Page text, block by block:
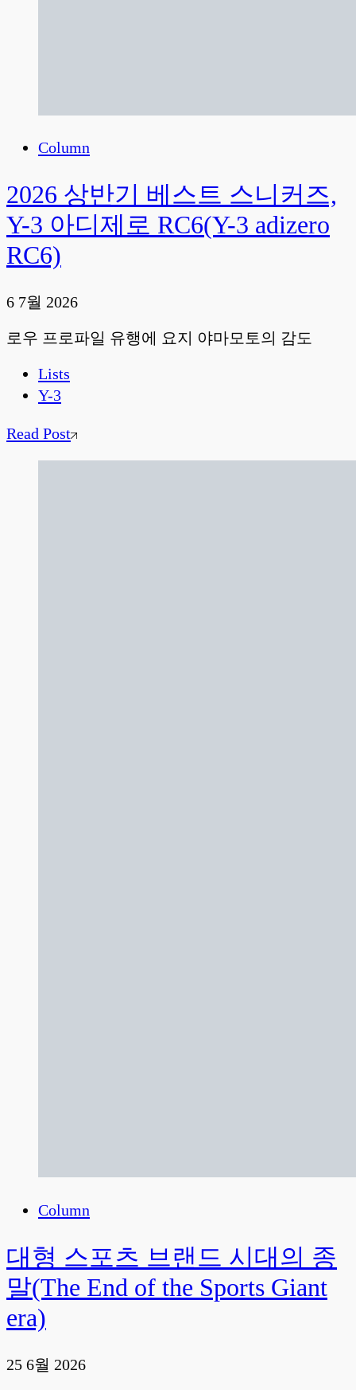
Column
2026 상반기 베스트 스니커즈,
Y-3 아디제로 RC6(Y-3 adizero
RC6)
6 7월 2026
로우 프로파일 유행에 요지 야마모토의 감도
Lists
Y-3
Read Post
Column
대형 스포츠 브랜드 시대의 종
말(The End of the Sports Giant
era)
25 6월 2026